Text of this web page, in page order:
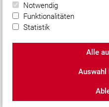
© 2026 Freiwillige
Datenschutz|
Notwendig
Funktionalitäten
Statistik
Alle
Auswahl